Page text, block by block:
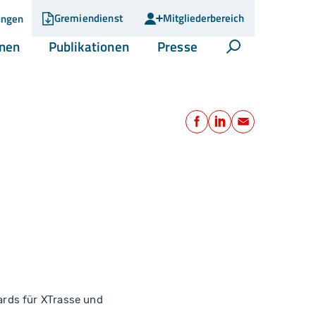
Gremiendienst Mitgliederbereich
(current)Publikationen(current)Presse (current)Suche öffnen
Teilen
Facebook
LinkedIn
E-Mail
für XTrasse und